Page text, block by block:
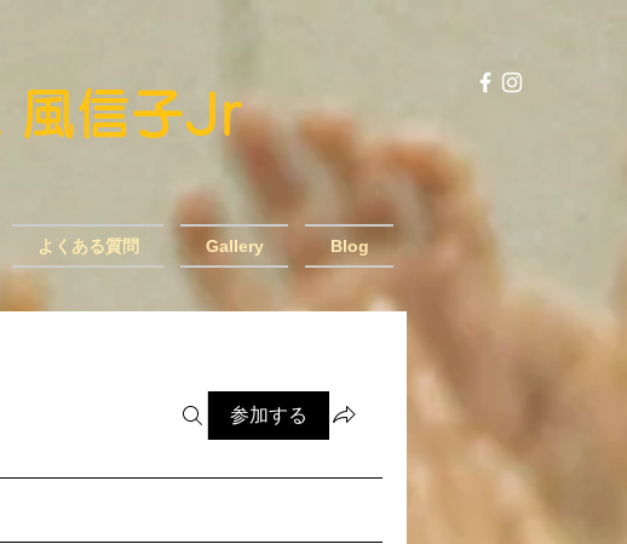
​風信子Jr
よくある質問 Gallery Blog
参加する